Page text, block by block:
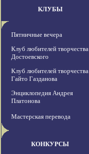
КЛУБЫ
Пятничные вечера
Клуб любителей творчества
Достоевского
Клуб любителей творчества
Гайто Газданова
Энциклопедия Андрея
Платонова
Мастерская перевода
КОНКУРСЫ